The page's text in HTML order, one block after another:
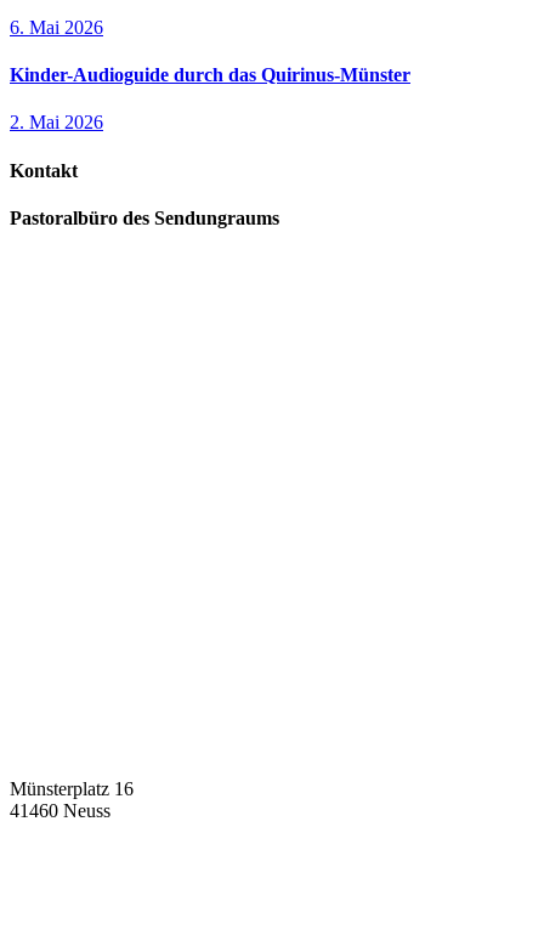
6. Mai 2026
Kinder-Audioguide durch das Quirinus-Münster
2. Mai 2026
Kontakt
Pastoralbüro des Sendungraums
Münsterplatz 16
41460 Neuss